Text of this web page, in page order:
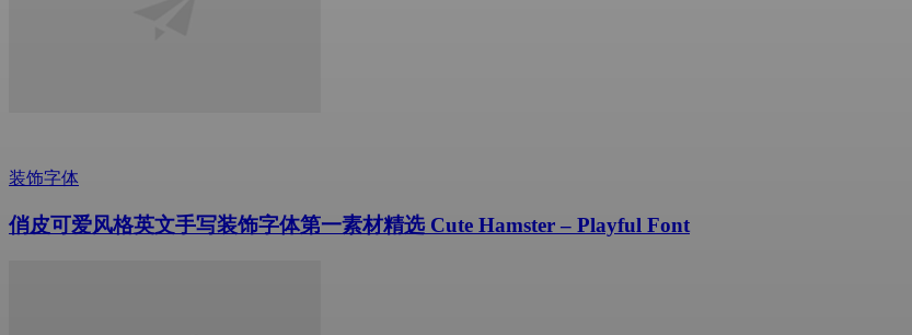
装饰字体
俏皮可爱风格英文手写装饰字体第一素材精选 Cute Hamster – Playful Font